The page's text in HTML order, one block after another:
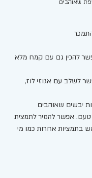
שאוהבים
להכין גם עם קמח מלא
לשלב עם אגוזי לוז,
יבשים שאוהבים
אפשר להמיר לתמצית
בתמציות אחרות כמו מי